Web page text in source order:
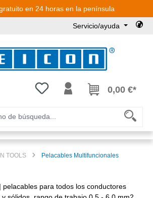
en 24 horas en la península
Servicio/ayuda
Tienes 0 artículos en tu lista de
0,00 €*
TOOLS Pelacables Multifuncionales